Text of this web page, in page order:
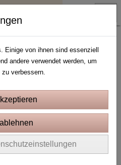
Einige von ihnen sind essenziell
andere verwendet werden, um
verbessern.